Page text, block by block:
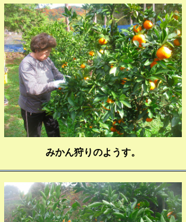
みかん狩りのようす。